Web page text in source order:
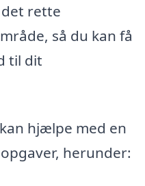
rette
så du kan få
til dit
hjælpe med en
herunder: